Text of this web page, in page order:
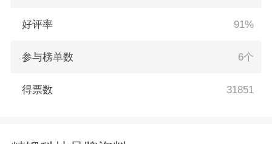
好评率 91%
参与榜单数 6个
得票数 31851